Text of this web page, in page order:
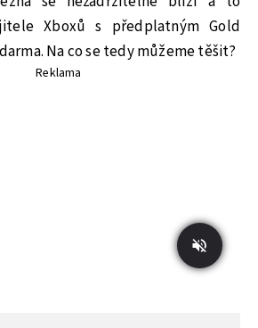
Xboxů s předplatným Gold
Na co se tedy můžeme těšit?
Reklama